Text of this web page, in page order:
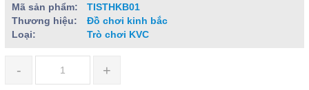
Mã sản phẩm:
TISTHKB01
Thương hiệu:
Đồ chơi kinh bắc
Loại:
Trò chơi KVC
- +